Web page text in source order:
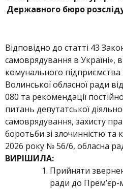
Державного бюро
Відповідно до статті 43
самоврядування в Україні»,
комунального
Волинської обласної ради
080 та рекомендації
питань депутатської
самоврядування, захисту
боротьби зі злочинністю та
2026 року № 56/6, обласна
ВИРІШИЛА:
Прийняти
ради до Прем’єр-